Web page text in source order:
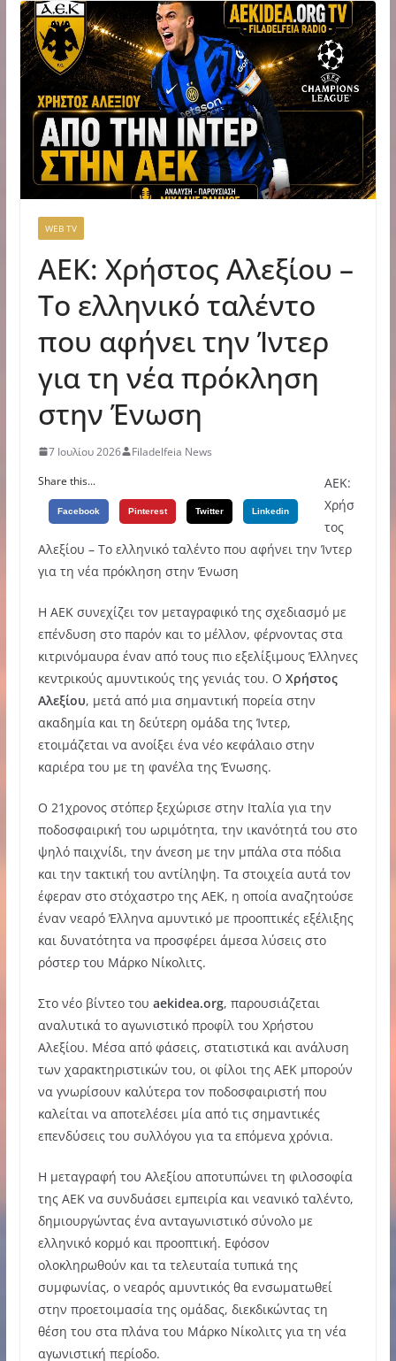
WEB TV
ΑΕΚ: Χρήστος Αλεξίου –
Το ελληνικό ταλέντο
που αφήνει την Ίντερ
για τη νέα πρόκληση
στην Ένωση
7 Ιουλίου 2026
Filadelfeia News
Share this...
Facebook Pinterest Twitter Linkedin
ΑΕΚ:
Χρήσ
τος
Αλεξίου – Το ελληνικό ταλέντο που αφήνει την Ίντερ
για τη νέα πρόκληση στην Ένωση
Η ΑΕΚ συνεχίζει τον μεταγραφικό της σχεδιασμό με
επένδυση στο παρόν και το μέλλον, φέρνοντας στα
κιτρινόμαυρα έναν από τους πιο εξελίξιμους Έλληνες
κεντρικούς αμυντικούς της γενιάς του. Ο Χρήστος
Αλεξίου, μετά από μια σημαντική πορεία στην
ακαδημία και τη δεύτερη ομάδα της Ίντερ,
ετοιμάζεται να ανοίξει ένα νέο κεφάλαιο στην
καριέρα του με τη φανέλα της Ένωσης.
Ο 21χρονος στόπερ ξεχώρισε στην Ιταλία για την
ποδοσφαιρική του ωριμότητα, την ικανότητά του στο
ψηλό παιχνίδι, την άνεση με την μπάλα στα πόδια
και την τακτική του αντίληψη. Τα στοιχεία αυτά τον
έφεραν στο στόχαστρο της ΑΕΚ, η οποία αναζητούσε
έναν νεαρό Έλληνα αμυντικό με προοπτικές εξέλιξης
και δυνατότητα να προσφέρει άμεσα λύσεις στο
ρόστερ του Μάρκο Νίκολιτς.
Στο νέο βίντεο του aekidea.org, παρουσιάζεται
αναλυτικά το αγωνιστικό προφίλ του Χρήστου
Αλεξίου. Μέσα από φάσεις, στατιστικά και ανάλυση
των χαρακτηριστικών του, οι φίλοι της ΑΕΚ μπορούν
να γνωρίσουν καλύτερα τον ποδοσφαιριστή που
καλείται να αποτελέσει μία από τις σημαντικές
επενδύσεις του συλλόγου για τα επόμενα χρόνια.
Η μεταγραφή του Αλεξίου αποτυπώνει τη φιλοσοφία
της ΑΕΚ να συνδυάσει εμπειρία και νεανικό ταλέντο,
δημιουργώντας ένα ανταγωνιστικό σύνολο με
ελληνικό κορμό και προοπτική. Εφόσον
ολοκληρωθούν και τα τελευταία τυπικά της
συμφωνίας, ο νεαρός αμυντικός θα ενσωματωθεί
στην προετοιμασία της ομάδας, διεκδικώντας τη
θέση του στα πλάνα του Μάρκο Νίκολιτς για τη νέα
αγωνιστική περίοδο.